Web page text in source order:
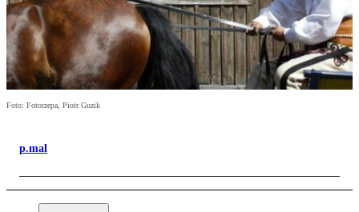
Foto: Fotorzepa, Piotr Guzik
p.mal